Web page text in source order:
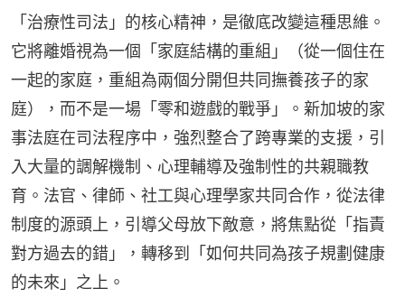
「治療性司法」的核心精神，是徹底改變這種思維。
它將離婚視為一個「家庭結構的重組」（從一個住在
一起的家庭，重組為兩個分開但共同撫養孩子的家
庭），而不是一場「零和遊戲的戰爭」。新加坡的家
事法庭在司法程序中，強烈整合了跨專業的支援，引
入大量的調解機制、心理輔導及強制性的共親職教
育。法官、律師、社工與心理學家共同合作，從法律
制度的源頭上，引導父母放下敵意，將焦點從「指責
對方過去的錯」，轉移到「如何共同為孩子規劃健康
的未來」之上。